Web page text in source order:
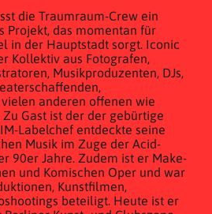
die Traumraum-Crew ein
Projekt, das momentan für
in der Hauptstadt sorgt. Iconic
Kollektiv aus Fotografen,
Musikproduzenten, DJs,
anderen offenen wie
Gast ist der der gebürtige
Labelchef entdeckte seine
Musik im Zuge der Acid-
90er Jahre. Zudem ist er Make-
und Komischen Oper und war
Kunstfilmen,
beteiligt. Heute ist er